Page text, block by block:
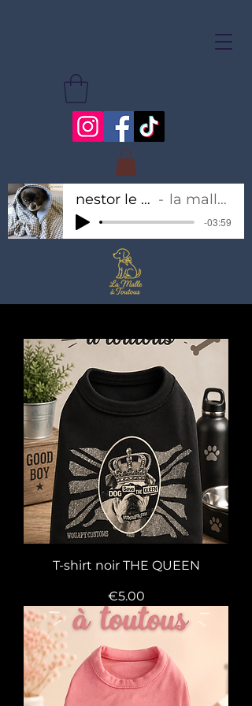
nestor le chihuahua la malle à toutous
-03:59
T-shirt noir THE QUEEN
Price
€5.00